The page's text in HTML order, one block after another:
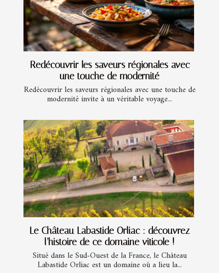
Redécouvrir les saveurs régionales avec
une touche de modernité
Redécouvrir les saveurs régionales avec une touche de
modernité invite à un véritable voyage...
Le Château Labastide Orliac : découvrez
l’histoire de ce domaine viticole !
Situé dans le Sud-Ouest de la France, le Château
Labastide Orliac est un domaine où a lieu la...